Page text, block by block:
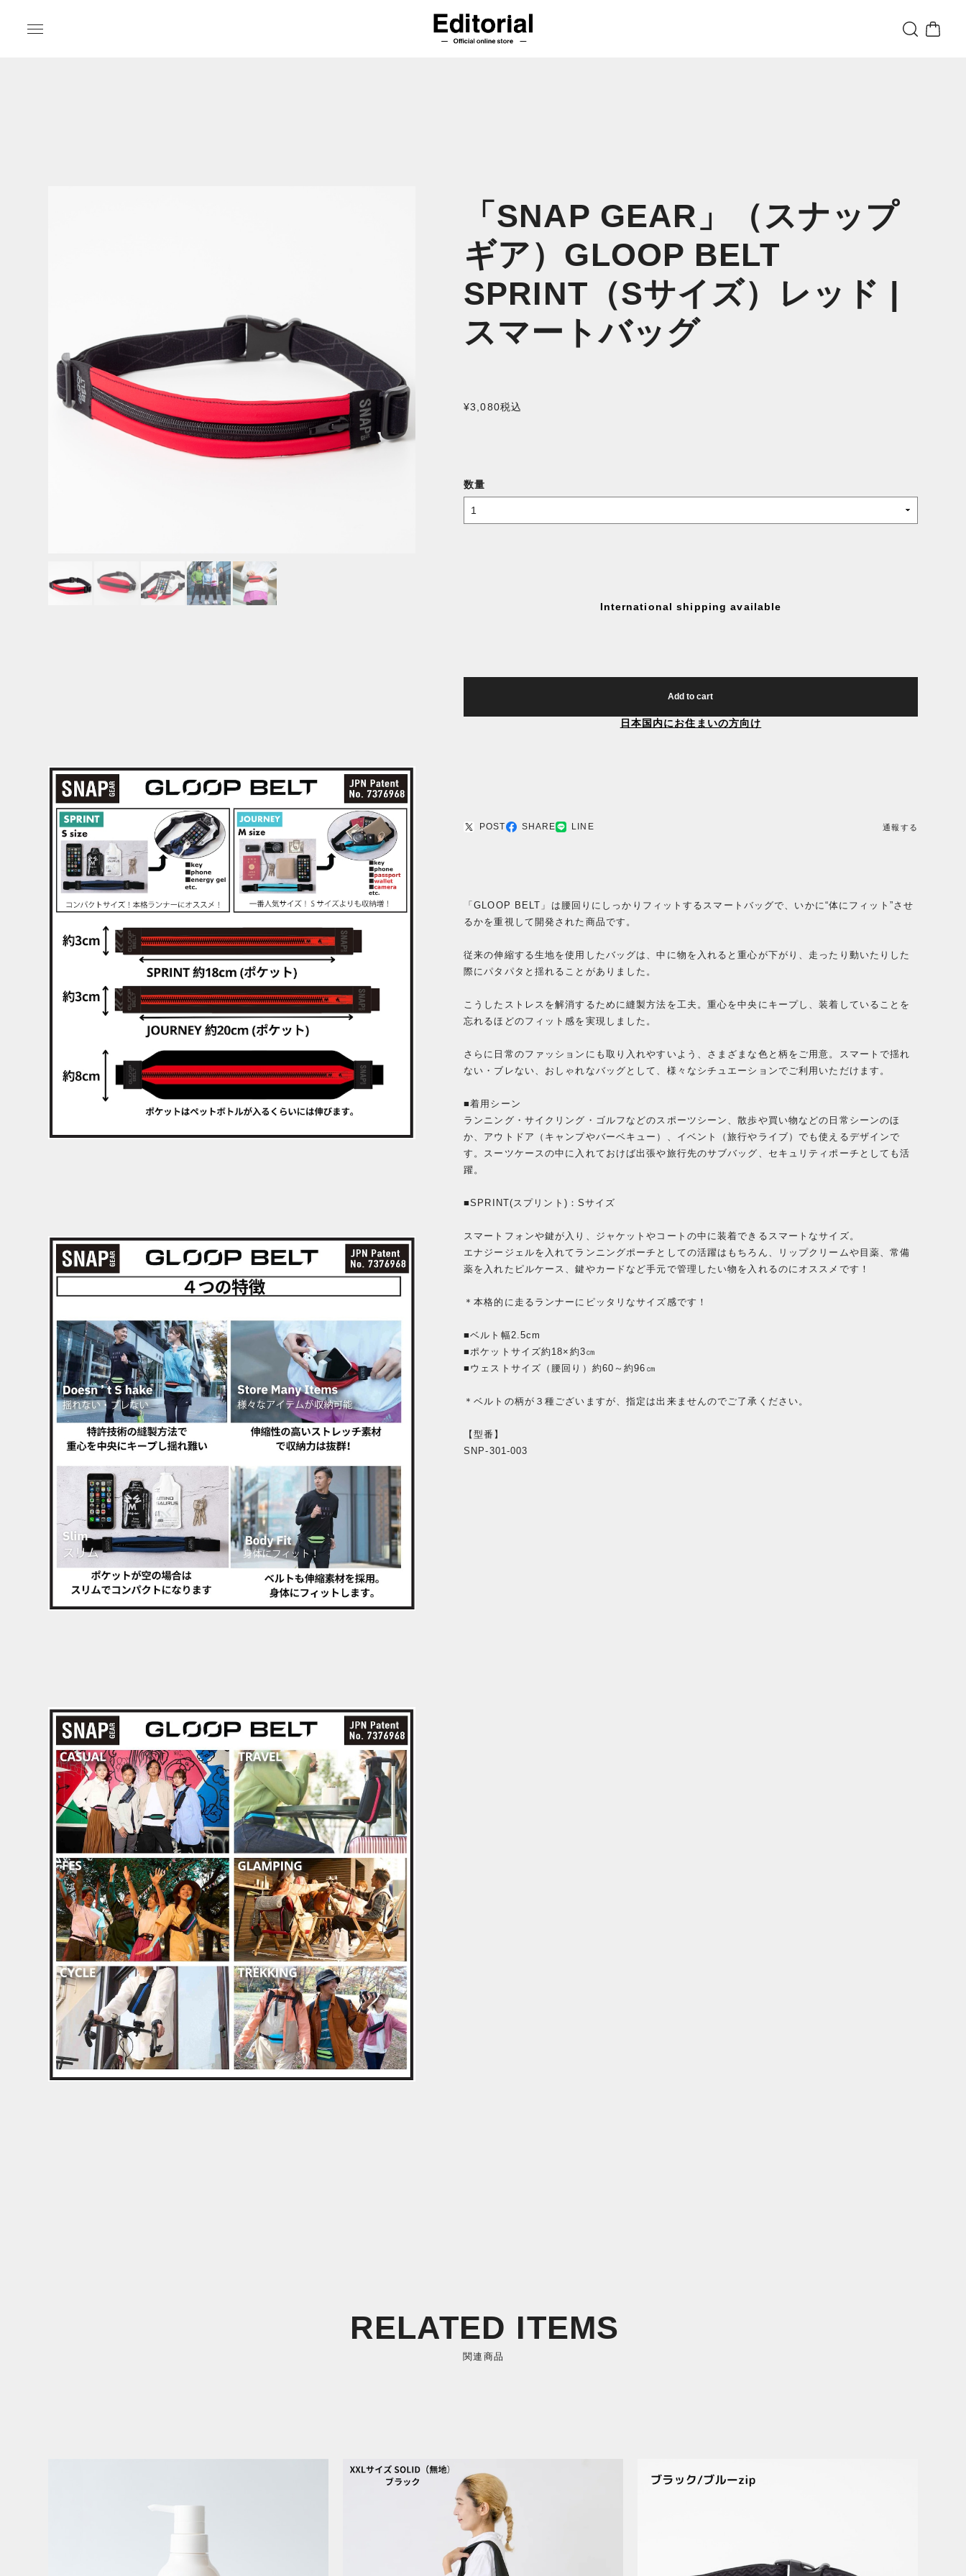
「SNAP GEAR」（スナップ
ギア）GLOOP BELT
SPRINT（Sサイズ）レッド |
スマートバッグ
¥3,080税込
数量
International shipping available
Add to cart
日本国内にお住まいの方向け
POST SHARE LINE 通報する
「GLOOP BELT」は腰回りにしっかりフィットするスマートバッグで、いかに“体にフィット”させ
るかを重視して開発された商品です。
従来の伸縮する生地を使用したバッグは、中に物を入れると重心が下がり、走ったり動いたりした
際にパタパタと揺れることがありました。
こうしたストレスを解消するために縫製方法を工夫。重心を中央にキープし、装着していることを
忘れるほどのフィット感を実現しました。
さらに日常のファッションにも取り入れやすいよう、さまざまな色と柄をご用意。スマートで揺れ
ない・ブレない、おしゃれなバッグとして、様々なシチュエーションでご利用いただけます。
■着用シーン
ランニング・サイクリング・ゴルフなどのスポーツシーン、散歩や買い物などの日常シーンのほ
か、アウトドア（キャンプやバーベキュー）、イベント（旅行やライブ）でも使えるデザインで
す。スーツケースの中に入れておけば出張や旅行先のサブバッグ、セキュリティポーチとしても活
躍。
■SPRINT(スプリント)：Sサイズ
スマートフォンや鍵が入り、ジャケットやコートの中に装着できるスマートなサイズ。
エナジージェルを入れてランニングポーチとしての活躍はもちろん、リップクリームや目薬、常備
薬を入れたピルケース、鍵やカードなど手元で管理したい物を入れるのにオススメです！
＊本格的に走るランナーにピッタリなサイズ感です！
■ベルト幅2.5cm
■ポケットサイズ約18×約3㎝
■ウェストサイズ（腰回り）約60～約96㎝
＊ベルトの柄が３種ございますが、指定は出来ませんのでご了承ください。
【型番】
SNP-301-003
RELATED ITEMS
関連商品